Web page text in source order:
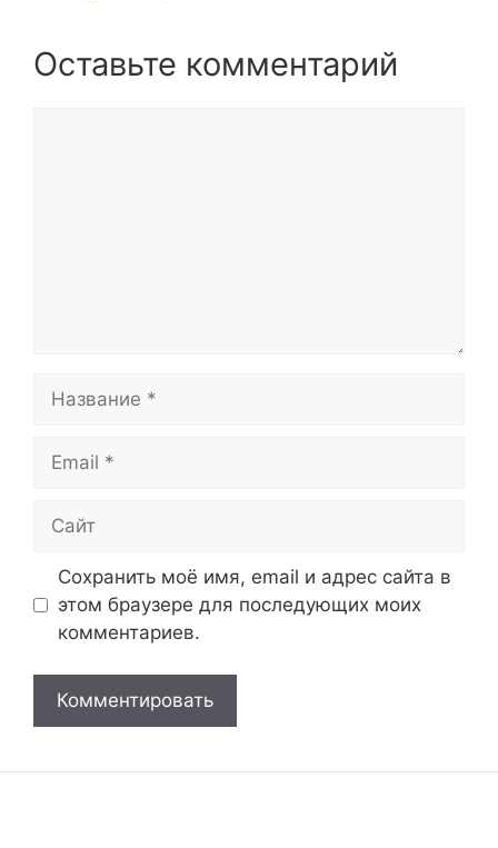
Оставьте комментарий
Сохранить моё имя, email и адрес сайта в
этом браузере для последующих моих
комментариев.